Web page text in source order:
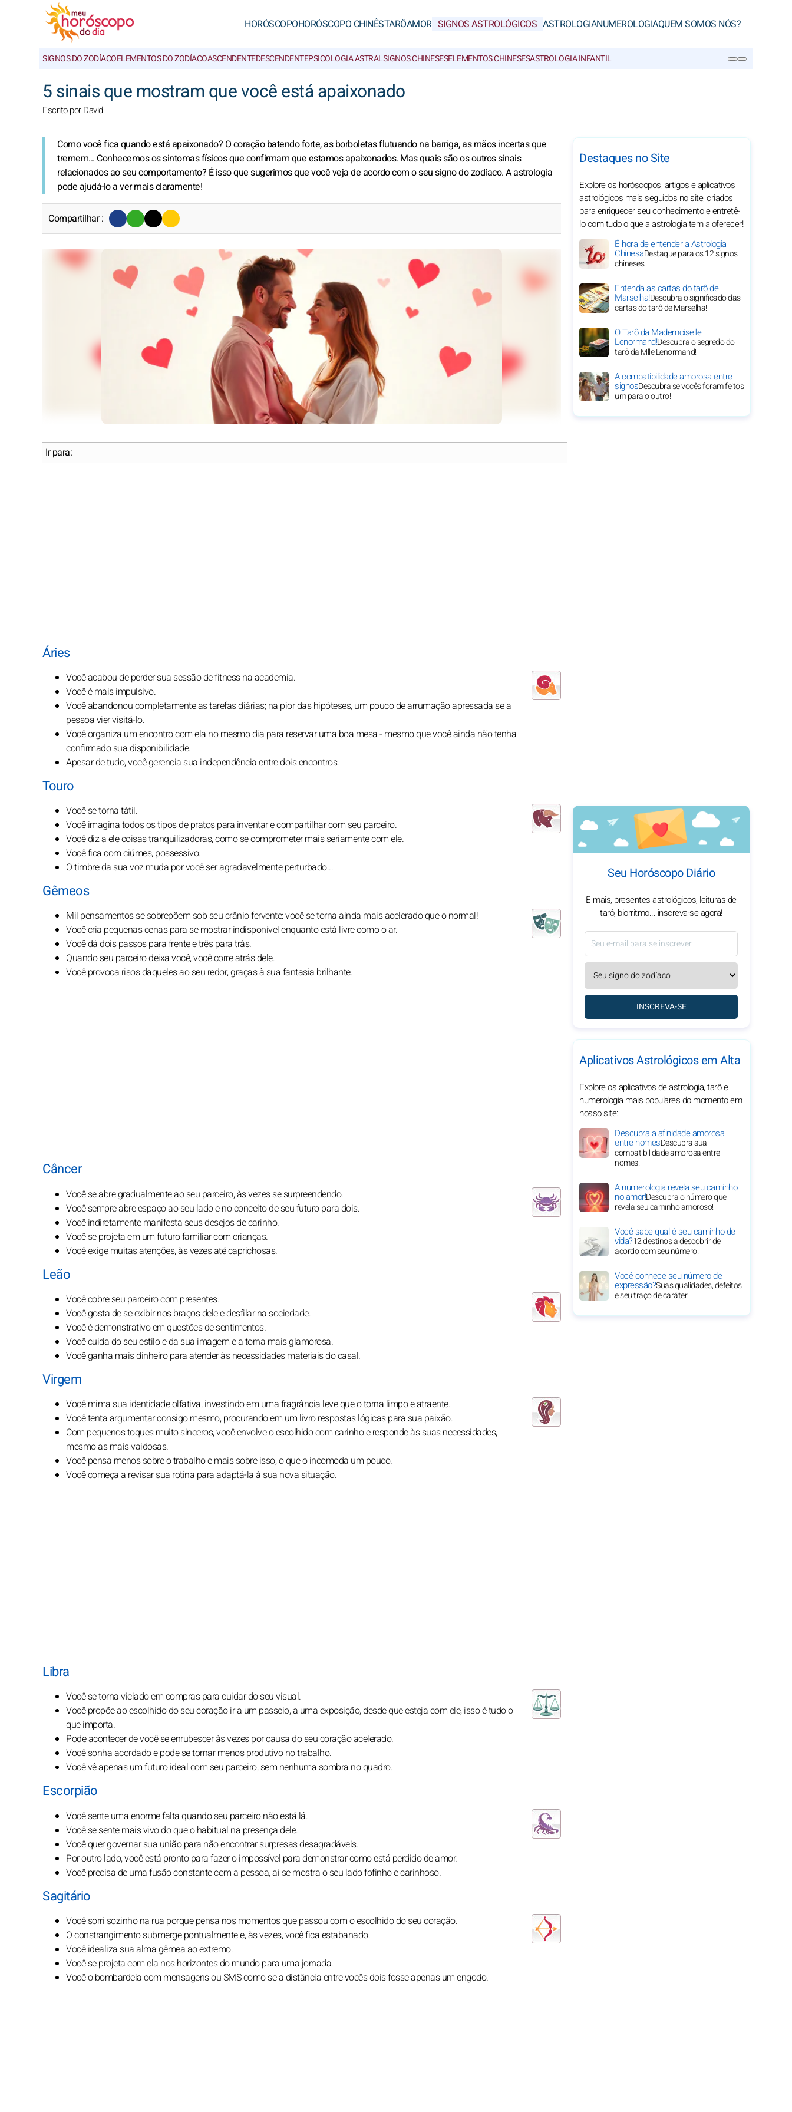
HORÓSCOPOHORÓSCOPO CHINÊSTARÔAMOR SIGNOS ASTROLÓGICOS ASTROLOGIANUMEROLOGIAQUEM SOMOS NÓS?
SIGNOS DO ZODÍACOELEMENTOS DO ZODÍACOASCENDENTEDESCENDENTEPSICOLOGIA ASTRALSIGNOS CHINESESELEMENTOS CHINESESASTROLOGIA INFANTIL
5 sinais que mostram que você está apaixonado
Escrito por David
Como você fica quando está apaixonado? O coração batendo forte, as borboletas flutuando na barriga, as mãos incertas que
tremem... Conhecemos os sintomas físicos que confirmam que estamos apaixonados. Mas quais são os outros sinais
relacionados ao seu comportamento? É isso que sugerimos que você veja de acordo com o seu signo do zodíaco. A astrologia
pode ajudá-lo a ver mais claramente!
Compartilhar :
Ir para:
Áries
Você acabou de perder sua sessão de fitness na academia.
Você é mais impulsivo.
Você abandonou completamente as tarefas diárias; na pior das hipóteses, um pouco de arrumação apressada se a
pessoa vier visitá-lo.
Você organiza um encontro com ela no mesmo dia para reservar uma boa mesa - mesmo que você ainda não tenha
confirmado sua disponibilidade.
Apesar de tudo, você gerencia sua independência entre dois encontros.
Touro
Você se torna tátil.
Você imagina todos os tipos de pratos para inventar e compartilhar com seu parceiro.
Você diz a ele coisas tranquilizadoras, como se comprometer mais seriamente com ele.
Você fica com ciúmes, possessivo.
O timbre da sua voz muda por você ser agradavelmente perturbado...
Gêmeos
Mil pensamentos se sobrepõem sob seu crânio fervente: você se torna ainda mais acelerado que o normal!
Você cria pequenas cenas para se mostrar indisponível enquanto está livre como o ar.
Você dá dois passos para frente e três para trás.
Quando seu parceiro deixa você, você corre atrás dele.
Você provoca risos daqueles ao seu redor, graças à sua fantasia brilhante.
Câncer
Você se abre gradualmente ao seu parceiro, às vezes se surpreendendo.
Você sempre abre espaço ao seu lado e no conceito de seu futuro para dois.
Você indiretamente manifesta seus desejos de carinho.
Você se projeta em um futuro familiar com crianças.
Você exige muitas atenções, às vezes até caprichosas.
Leão
Você cobre seu parceiro com presentes.
Você gosta de se exibir nos braços dele e desfilar na sociedade.
Você é demonstrativo em questões de sentimentos.
Você cuida do seu estilo e da sua imagem e a torna mais glamorosa.
Você ganha mais dinheiro para atender às necessidades materiais do casal.
Virgem
Você mima sua identidade olfativa, investindo em uma fragrância leve que o torna limpo e atraente.
Você tenta argumentar consigo mesmo, procurando em um livro respostas lógicas para sua paixão.
Com pequenos toques muito sinceros, você envolve o escolhido com carinho e responde às suas necessidades,
mesmo as mais vaidosas.
Você pensa menos sobre o trabalho e mais sobre isso, o que o incomoda um pouco.
Você começa a revisar sua rotina para adaptá-la à sua nova situação.
Libra
Você se torna viciado em compras para cuidar do seu visual.
Você propõe ao escolhido do seu coração ir a um passeio, a uma exposição, desde que esteja com ele, isso é tudo o
que importa.
Pode acontecer de você se enrubescer às vezes por causa do seu coração acelerado.
Você sonha acordado e pode se tornar menos produtivo no trabalho.
Você vê apenas um futuro ideal com seu parceiro, sem nenhuma sombra no quadro.
Escorpião
Você sente uma enorme falta quando seu parceiro não está lá.
Você se sente mais vivo do que o habitual na presença dele.
Você quer governar sua união para não encontrar surpresas desagradáveis.
Por outro lado, você está pronto para fazer o impossível para demonstrar como está perdido de amor.
Você precisa de uma fusão constante com a pessoa, aí se mostra o seu lado fofinho e carinhoso.
Sagitário
Você sorri sozinho na rua porque pensa nos momentos que passou com o escolhido do seu coração.
O constrangimento submerge pontualmente e, às vezes, você fica estabanado.
Você idealiza sua alma gêmea ao extremo.
Você se projeta com ela nos horizontes do mundo para uma jornada.
Você o bombardeia com mensagens ou SMS como se a distância entre vocês dois fosse apenas um engodo.
Destaques no Site
Explore os horóscopos, artigos e aplicativos
astrológicos mais seguidos no site, criados
para enriquecer seu conhecimento e entretê-
lo com tudo o que a astrologia tem a oferecer!
É hora de entender a Astrologia
ChinesaDestaque para os 12 signos
chineses!
Entenda as cartas do tarô de
Marselha!Descubra o significado das
cartas do tarô de Marselha!
O Tarô da Mademoiselle
Lenormand!Descubra o segredo do
tarô da Mlle Lenormand!
A compatibilidade amorosa entre
signosDescubra se vocês foram feitos
um para o outro!
Seu Horóscopo Diário
E mais, presentes astrológicos, leituras de
tarô, biorritmo... inscreva-se agora!
INSCREVA-SE
Aplicativos Astrológicos em Alta
Explore os aplicativos de astrologia, tarô e
numerologia mais populares do momento em
nosso site:
Descubra a afinidade amorosa
entre nomesDescubra sua
compatibilidade amorosa entre
nomes!
A numerologia revela seu caminho
no amor!Descubra o número que
revela seu caminho amoroso!
Você sabe qual é seu caminho de
vida?12 destinos a descobrir de
acordo com seu número!
Você conhece seu número de
expressão?Suas qualidades, defeitos
e seu traço de caráter!